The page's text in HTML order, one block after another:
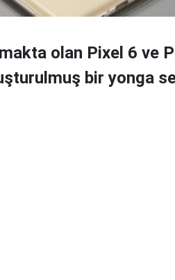
olan Pixel 6 ve
bir yonga